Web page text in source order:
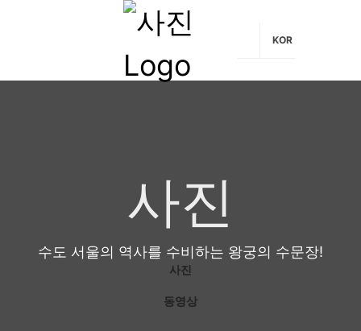
KOR
사진
수도 서울의 역사를 수비하는 왕궁의 수문장!
사진
동영상